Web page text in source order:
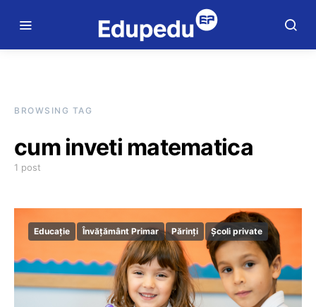
BROWSING TAG
cum inveti matematica
1 post
Educație Învățământ Primar Părinți Școli private